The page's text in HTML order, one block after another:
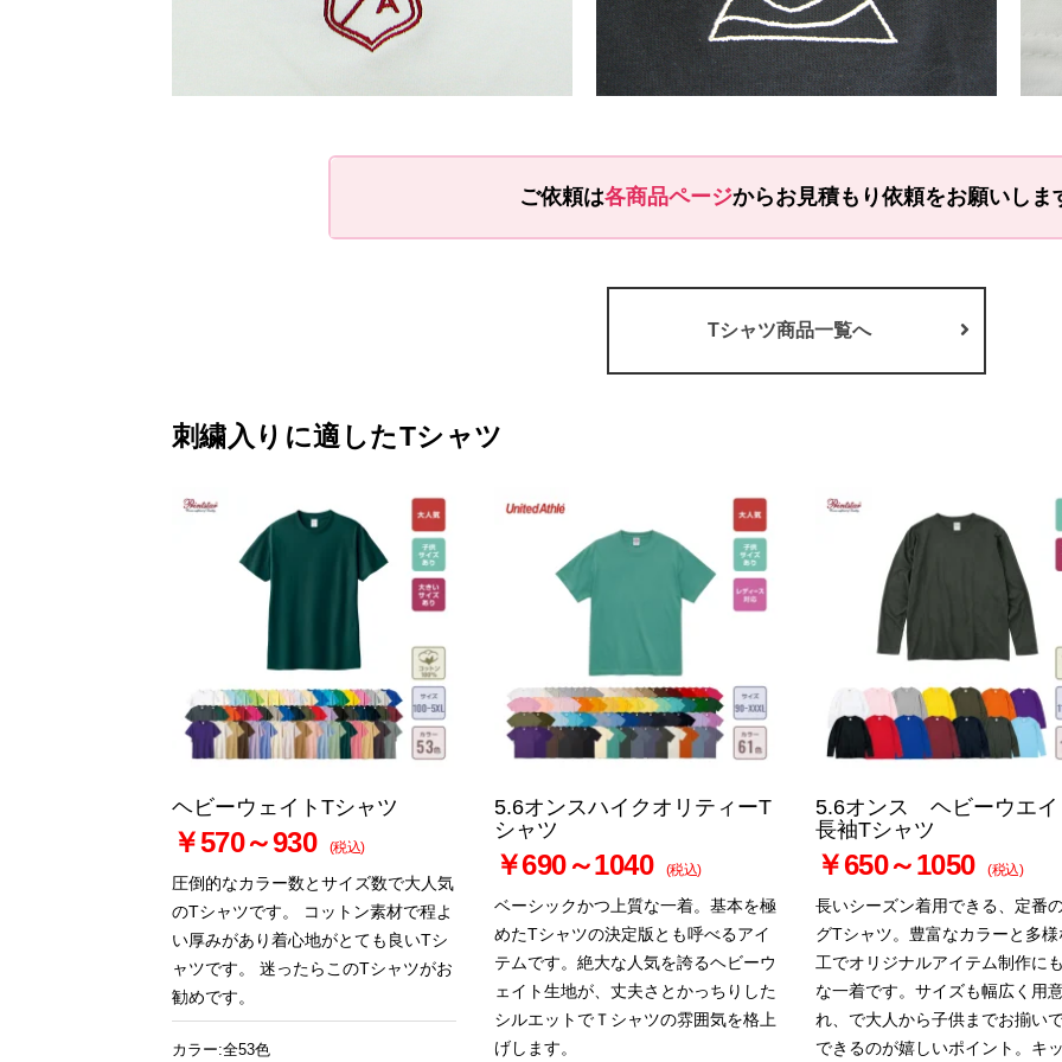
ご依頼は各商品ページからお見積もり依頼をお願いしま
Tシャツ商品一覧へ
刺繍入りに適したTシャツ
ヘビーウェイトTシャツ
￥570～930 (税込)
圧倒的なカラー数とサイズ数で大人気
のTシャツです。 コットン素材で程よ
い厚みがあり着心地がとても良いTシ
ャツです。 迷ったらこのTシャツがお
勧めです。
カラー:全53色
5.6オンスハイクオリティーT
シャツ
￥690～1040 (税込)
ベーシックかつ上質な一着。基本を極
めたTシャツの決定版とも呼べるアイ
テムです。絶大な人気を誇るヘビーウ
ェイト生地が、丈夫さとかっちりした
シルエットでＴシャツの雰囲気を格上
げします。
5.6オンス ヘビーウエイ
長袖Tシャツ
￥650～1050 (税込)
長いシーズン着用できる、定番
グTシャツ。豊富なカラーと多様
工でオリジナルアイテム制作に
な一着です。サイズも幅広く用
れ、で大人から子供までお揃い
できるのが嬉しいポイント。キ